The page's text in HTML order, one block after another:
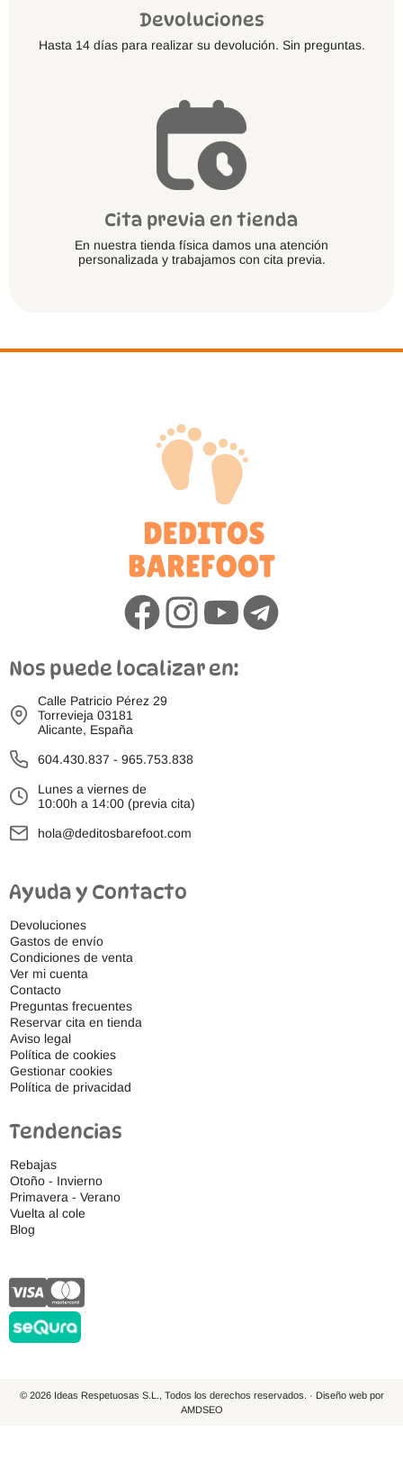
Devoluciones
Hasta 14 días para realizar su devolución. Sin preguntas.
Cita previa en tienda
En nuestra tienda física damos una atención
personalizada y trabajamos con cita previa.
Nos puede localizar en:
Calle Patricio Pérez 29
Torrevieja 03181
Alicante, España
604.430.837 - 965.753.838
Lunes a viernes de
10:00h a 14:00 (previa cita)
hola@deditosbarefoot.com
Ayuda y Contacto
Devoluciones
Gastos de envío
Condiciones de venta
Ver mi cuenta
Contacto
Preguntas frecuentes
Reservar cita en tienda
Aviso legal
Política de cookies
Gestionar cookies
Política de privacidad
Tendencias
Rebajas
Otoño - Invierno
Primavera - Verano
Vuelta al cole
Blog
© 2026 Ideas Respetuosas S.L., Todos los derechos reservados. · Diseño web por
AMDSEO